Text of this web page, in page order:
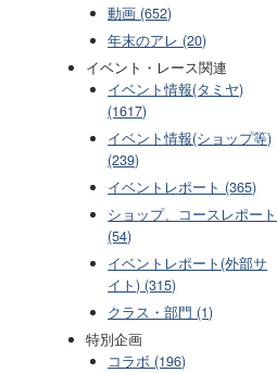
動画 (652)
年末のアレ (20)
イベント・レース関連
イベント情報(タミヤ)
(1617)
イベント情報(ショップ等)
(239)
イベントレポート (365)
ショップ、コースレポート
(54)
イベントレポート(外部サ
イト) (315)
クラス・部門 (1)
特別企画
コラボ (196)